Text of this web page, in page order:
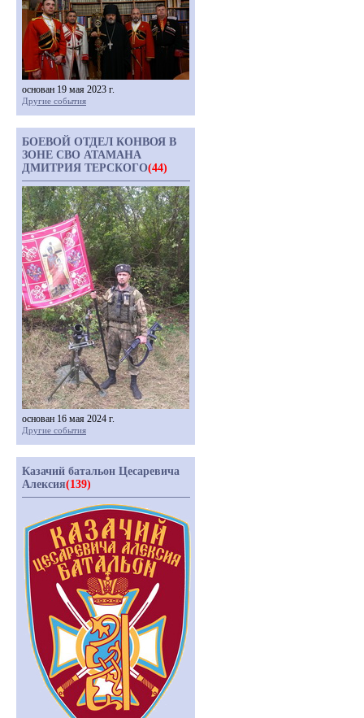
основан 19 мая 2023 г.
Другие события
БОЕВОЙ ОТДЕЛ КОНВОЯ В
ЗОНЕ СВО АТАМАНА
ДМИТРИЯ ТЕРСКОГО(44)
основан 16 мая 2024 г.
Другие события
Казачий батальон Цесаревича
Алексия(139)